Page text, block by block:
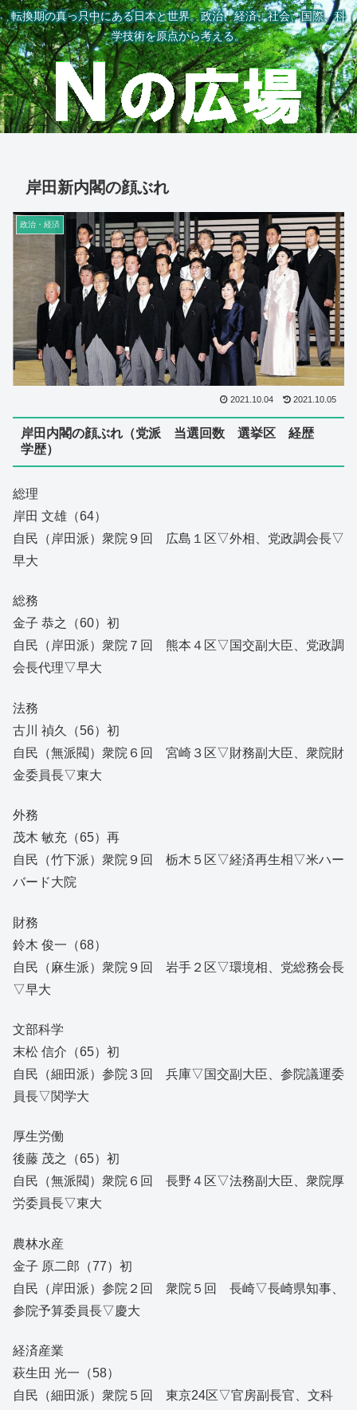
転換期の真っ只中にある日本と世界。政治、経済、社会、国際、科
学技術を原点から考える。
岸田新内閣の顔ぶれ
政治・経済
2021.10.04 2021.10.05
岸田内閣の顔ぶれ（党派 当選回数 選挙区 経歴
学歴）
総理
岸田 文雄（64）
自民（岸田派）衆院９回 広島１区▽外相、党政調会長▽
早大
総務
金子 恭之（60）初
自民（岸田派）衆院７回 熊本４区▽国交副大臣、党政調
会長代理▽早大
法務
古川 禎久（56）初
自民（無派閥）衆院６回 宮崎３区▽財務副大臣、衆院財
金委員長▽東大
外務
茂木 敏充（65）再
自民（竹下派）衆院９回 栃木５区▽経済再生相▽米ハー
バード大院
財務
鈴木 俊一（68）
自民（麻生派）衆院９回 岩手２区▽環境相、党総務会長
▽早大
文部科学
末松 信介（65）初
自民（細田派）参院３回 兵庫▽国交副大臣、参院議運委
員長▽関学大
厚生労働
後藤 茂之（65）初
自民（無派閥）衆院６回 長野４区▽法務副大臣、衆院厚
労委員長▽東大
農林水産
金子 原二郎（77）初
自民（岸田派）参院２回 衆院５回 長崎▽長崎県知事、
参院予算委員長▽慶大
経済産業
萩生田 光一（58）
自民（細田派）衆院５回 東京24区▽官房副長官、文科